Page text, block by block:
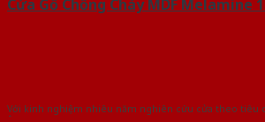
Cửa Gỗ Chống Cháy MDF Melamine
Với kinh nghiệm nhiêu năm nghiên cứu cửa theo tiêu